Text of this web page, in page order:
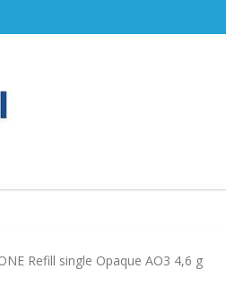
Refill single Opaque AO3 4,6 g